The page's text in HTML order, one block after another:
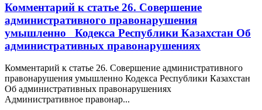
Комментарий к статье 26. Совершение
административного правонарушения
умышленно Кодекса Республики Казахстан Об
административных правонарушениях
Комментарий к статье 26. Совершение административного
правонарушения умышленно Кодекса Республики Казахстан
Об административных правонарушениях
Административное правонар...